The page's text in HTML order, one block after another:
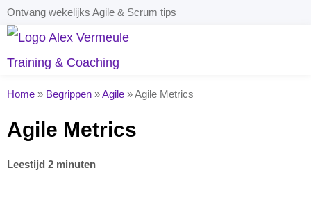
Ontvang wekelijks Agile & Scrum tips
Home » Begrippen »Agile »Agile Metrics
Agile Metrics
Leestijd 2 minuten